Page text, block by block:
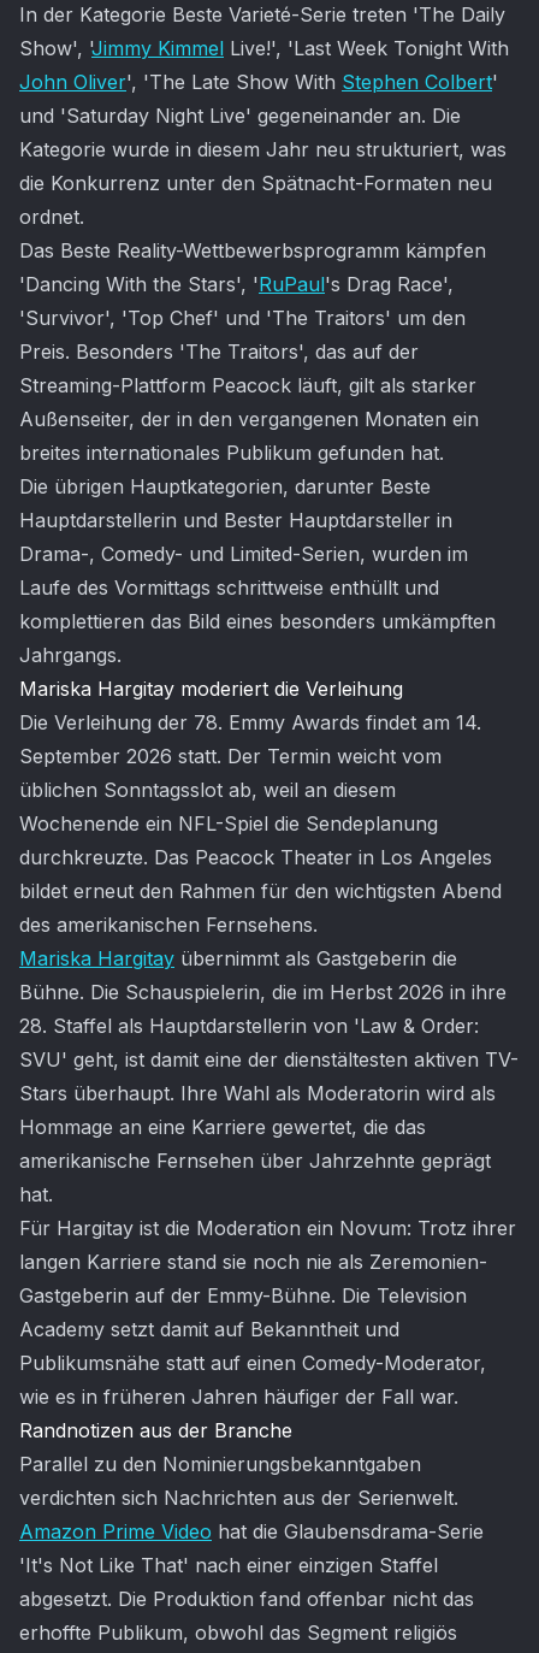
In der Kategorie Beste Varieté-Serie treten 'The Daily
Show', 'Jimmy Kimmel Live!', 'Last Week Tonight With
John Oliver', 'The Late Show With Stephen Colbert'
und 'Saturday Night Live' gegeneinander an. Die
Kategorie wurde in diesem Jahr neu strukturiert, was
die Konkurrenz unter den Spätnacht-Formaten neu
ordnet.
Das Beste Reality-Wettbewerbsprogramm kämpfen
'Dancing With the Stars', 'RuPaul's Drag Race',
'Survivor', 'Top Chef' und 'The Traitors' um den
Preis. Besonders 'The Traitors', das auf der
Streaming-Plattform Peacock läuft, gilt als starker
Außenseiter, der in den vergangenen Monaten ein
breites internationales Publikum gefunden hat.
Die übrigen Hauptkategorien, darunter Beste
Hauptdarstellerin und Bester Hauptdarsteller in
Drama-, Comedy- und Limited-Serien, wurden im
Laufe des Vormittags schrittweise enthüllt und
komplettieren das Bild eines besonders umkämpften
Jahrgangs.
Mariska Hargitay moderiert die Verleihung
Die Verleihung der 78. Emmy Awards findet am 14.
September 2026 statt. Der Termin weicht vom
üblichen Sonntagsslot ab, weil an diesem
Wochenende ein NFL-Spiel die Sendeplanung
durchkreuzte. Das Peacock Theater in Los Angeles
bildet erneut den Rahmen für den wichtigsten Abend
des amerikanischen Fernsehens.
Mariska Hargitay übernimmt als Gastgeberin die
Bühne. Die Schauspielerin, die im Herbst 2026 in ihre
28. Staffel als Hauptdarstellerin von 'Law & Order:
SVU' geht, ist damit eine der dienstältesten aktiven TV-
Stars überhaupt. Ihre Wahl als Moderatorin wird als
Hommage an eine Karriere gewertet, die das
amerikanische Fernsehen über Jahrzehnte geprägt
hat.
Für Hargitay ist die Moderation ein Novum: Trotz ihrer
langen Karriere stand sie noch nie als Zeremonien-
Gastgeberin auf der Emmy-Bühne. Die Television
Academy setzt damit auf Bekanntheit und
Publikumsnähe statt auf einen Comedy-Moderator,
wie es in früheren Jahren häufiger der Fall war.
Randnotizen aus der Branche
Parallel zu den Nominierungsbekanntgaben
verdichten sich Nachrichten aus der Serienwelt.
Amazon Prime Video hat die Glaubensdrama-Serie
'It's Not Like That' nach einer einzigen Staffel
abgesetzt. Die Produktion fand offenbar nicht das
erhoffte Publikum, obwohl das Segment religiös